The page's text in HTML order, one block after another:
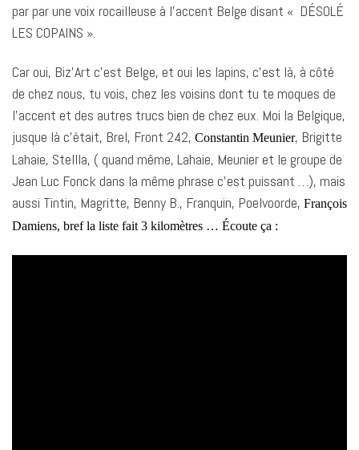
par par une voix rocailleuse à l’accent Belge disant « DÉSOLÉ
LES COPAINS ».
Car oui, Biz’Art c’est Belge, et oui les lapins, c’est là, à côté
de chez nous, tu vois, chez les voisins dont tu te moques de
l’accent et des autres trucs bien de chez eux. Moi la Belgique,
jusque là c’était, Brel, Front 242, Constantin Meunier, Brigitte
Lahaie, Stellla, ( quand même, Lahaie, Meunier et le groupe de
Jean Luc Fonck dans la même phrase c’est puissant …), mais
aussi Tintin, Magritte, Benny B., Franquin, Poelvoorde, François
Damiens, bref la liste fait 3 kilomètres … Écoute ça :